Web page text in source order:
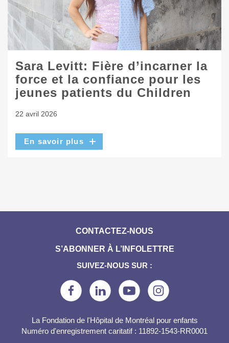
Sara Levitt: Fière d’incarner la
force et la confiance pour les
jeunes patients du Children
22 avril 2026
En savoir plus
CONTACTEZ-NOUS
S’ABONNER À L’INFOLETTRE
SUIVEZ-NOUS SUR :
La Fondation de l'Hôpital de Montréal pour enfants
Numéro d'enregistrement caritatif : 11892-1543-RR0001